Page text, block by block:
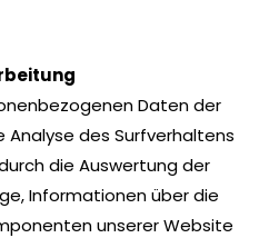
Daten der
des Surfverhaltens
die Auswertung der
Informationen über die
unserer Website